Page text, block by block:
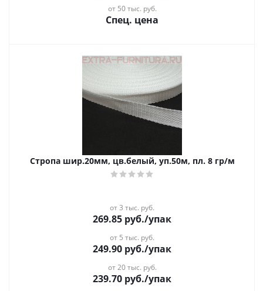
от 50 тыс. руб.
Спец. цена
Стропа шир.20мм, цв.белый, уп.50м, пл. 8 гр/м
от 3 тыс. руб.
269.85 руб./упак
от 5 тыс. руб.
249.90 руб./упак
от 20 тыс. руб.
239.70 руб./упак